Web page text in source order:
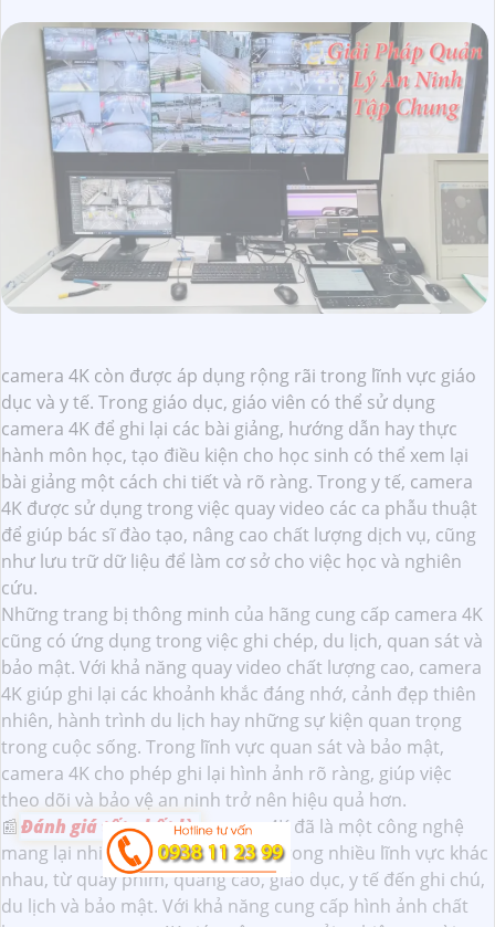
camera 4K còn được áp dụng rộng rãi trong lĩnh vực giáo
dục và y tế. Trong giáo dục, giáo viên có thể sử dụng
camera 4K để ghi lại các bài giảng, hướng dẫn hay thực
hành môn học, tạo điều kiện cho học sinh có thể xem lại
bài giảng một cách chi tiết và rõ ràng. Trong y tế, camera
4K được sử dụng trong việc quay video các ca phẫu thuật
để giúp bác sĩ đào tạo, nâng cao chất lượng dịch vụ, cũng
như lưu trữ dữ liệu để làm cơ sở cho việc học và nghiên
cứu.
Những trang bị thông minh của hãng cung cấp camera 4K
cũng có ứng dụng trong việc ghi chép, du lịch, quan sát và
bảo mật. Với khả năng quay video chất lượng cao, camera
4K giúp ghi lại các khoảnh khắc đáng nhớ, cảnh đẹp thiên
nhiên, hành trình du lịch hay những sự kiện quan trọng
trong cuộc sống. Trong lĩnh vực quan sát và bảo mật,
camera 4K cho phép ghi lại hình ảnh rõ ràng, giúp việc
theo dõi và bảo vệ an ninh trở nên hiệu quả hơn.
📰Đánh giá tốt nhất làcamera 4K đã là một công nghệ
mang lại nhiều ứng dụng thực tế trong nhiều lĩnh vực khác
nhau, từ quay phim, quảng cáo, giáo dục, y tế đến ghi chú,
du lịch và bảo mật. Với khả năng cung cấp hình ảnh chất